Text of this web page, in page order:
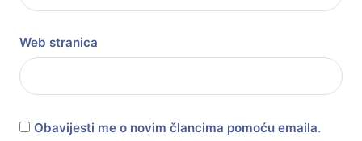
Web stranica
Obavijesti me o novim člancima pomoću emaila.